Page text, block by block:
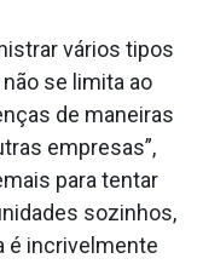
vários tipos
se limita ao
de maneiras
empresas”,
para tentar
sozinhos,
é incrivelmente